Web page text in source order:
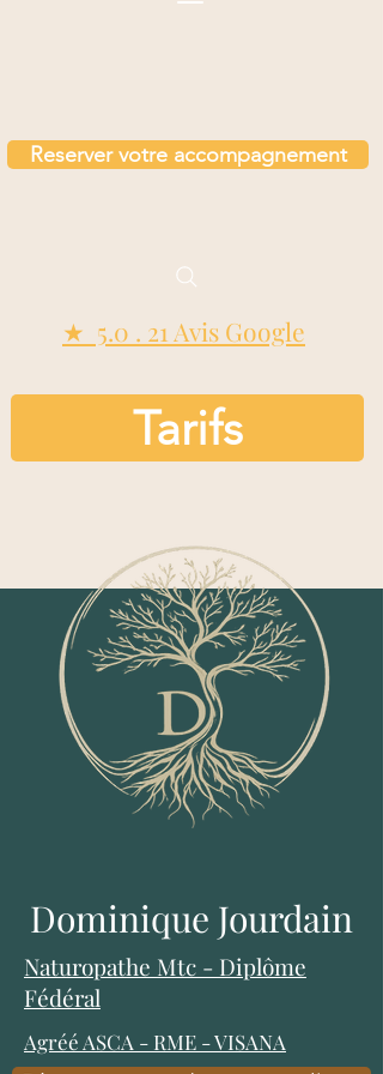
Dominique Jourdain
Naturopathe Mtc - Diplôme
Fédéral
Agréé ASCA - RME -VISANA
Reserver votre accompagnement
★ 5.0 . 21 Avis Google
Tarifs